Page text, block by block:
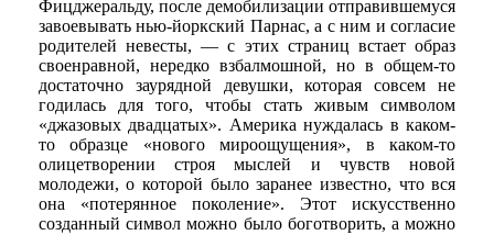
Фицджеральду, после демобилизации отправившемуся
завоевывать нью-йоркский Парнас, а с ним и согласие
родителей невесты, — с этих страниц встает образ
своенравной, нередко взбалмошной, но в общем-то
достаточно заурядной девушки, которая совсем не
годилась для того, чтобы стать живым символом
«джазовых двадцатых». Америка нуждалась в каком-
то образце «нового мироощущения», в каком-то
олицетворении строя мыслей и чувств новой
молодежи, о которой было заранее известно, что вся
она «потерянное поколение». Этот искусственно
созданный символ можно было боготворить, а можно